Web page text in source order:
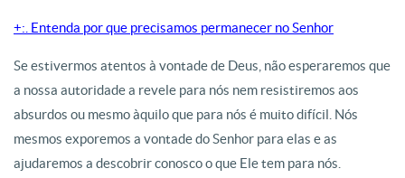
+:. Entenda por que precisamos permanecer no Senhor
Se estivermos atentos à vontade de Deus, não esperaremos que
a nossa autoridade a revele para nós nem resistiremos aos
absurdos ou mesmo àquilo que para nós é muito difícil. Nós
mesmos exporemos a vontade do Senhor para elas e as
ajudaremos a descobrir conosco o que Ele tem para nós.